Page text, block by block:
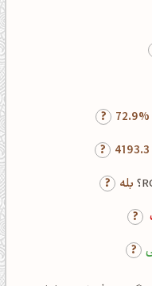
72.9%
4193.3
بله